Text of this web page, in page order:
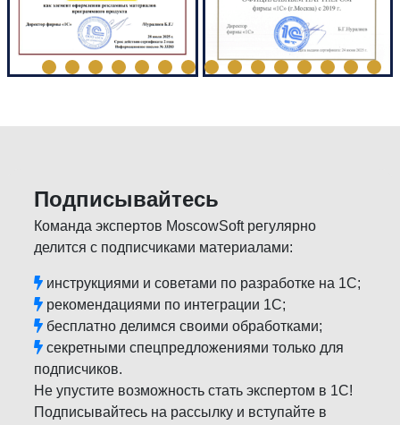
Подписывайтесь
Команда экспертов MoscowSoft регулярно
делится с подписчиками материалами:
инструкциями и советами по разработке на 1С;
рекомендациями по интеграции 1С;
бесплатно делимся своими обработками;
секретными спецпредложениями только для
подписчиков.
Не упустите возможность стать экспертом в 1С!
Подписывайтесь на рассылку и вступайте в